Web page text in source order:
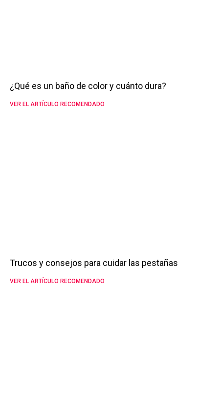
¿Qué es un baño de color y cuánto dura?
VER EL ARTÍCULO RECOMENDADO
Trucos y consejos para cuidar las pestañas
VER EL ARTÍCULO RECOMENDADO